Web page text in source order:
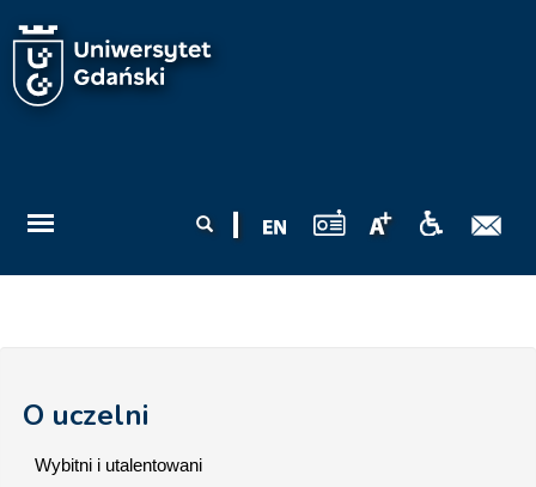
wyszukiwania
O uczelni
Wybitni i utalentowani